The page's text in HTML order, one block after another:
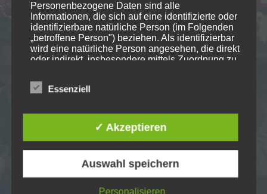
Interessierst Du
Dich für das Thema
Selbstbestimmt
leben?
Nimm Dir doch einige Minuten und schreibe mir.
Ich bin immer gespannt darauf neue Menschen
und Ansichten kennen zu lernen.
Personenbezogene Daten sind alle
Informationen, die sich auf eine identifizierte oder
identifizierbare natürliche Person (im Folgenden
„betroffene Person") beziehen. Als identifizierbar
wird eine natürliche Person angesehen, die direkt
oder indirekt, insbesondere mittels Zuordnung zu
Kennnummer, zu Standortdaten, zu einer Online-
Kennung oder zu einem oder mehreren
physischen, physiologischen, genetischen,
psychischen, wirtschaftlichen, kulturellen oder
sozialen Identität dieser natürlichen Person sind,
betroffene Person
Essenziell
✓ Akzeptieren
Auswahl speichern
Personalisieren